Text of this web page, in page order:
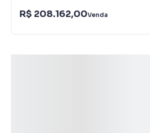
R$ 208.162,00Venda